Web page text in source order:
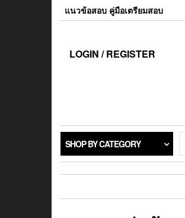
แนวข้อสอบ คู่มือเตรียมสอบ
LOGIN / REGISTER
SHOP BY CATEGORY